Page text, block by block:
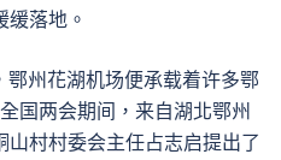
落地。
州花湖机场便承载着许多鄂
国两会期间，来自湖北鄂州
村村委会主任占志启提出了